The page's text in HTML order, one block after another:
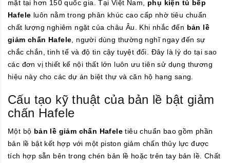
mặt tại hơn 150 quốc gia. Tại Việt Nam, phụ kiện tủ bếp
Hafele luôn nằm trong phân khúc cao cấp nhờ tiêu chuẩn
chất lượng nghiêm ngặt của châu Âu. Khi nhắc đến bản lề
giảm chấn Hafele , người dùng thường nghĩ ngay đến sự
chắc chắn, tinh tế và độ tin cậy tuyệt đối. Đây là lý do tại sao
các đơn vị thiết kế nội thất lớn luôn ưu tiên sử dụng thương
hiệu này cho các dự án biệt thự và căn hộ hạng sang.
Cấu tạo kỹ thuật của bản lề bật giảm
chấn Hafele
Một bộ bản lề giảm chấn Hafele tiêu chuẩn bao gồm phần
bản lề bật kết hợp với một piston giảm chấn thủy lực được
tích hợp sẵn bên trong chén bản lề hoặc trên tay bản lề. Chất